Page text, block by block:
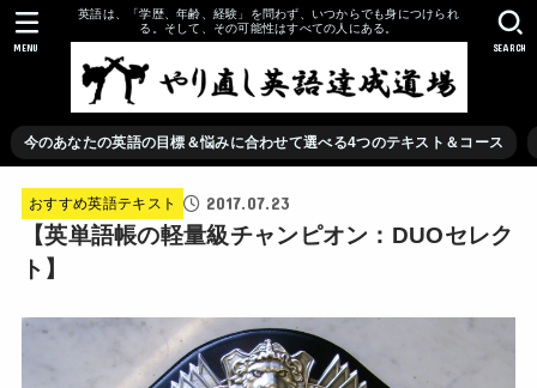
英語は、「学歴、年齢、経験」を問わず、いつからでも身につけられ
る。そして、その可能性はすべての人にある。
今のあなたの英語の目標＆悩みに合わせて選べる4つのテキスト＆コース
SEARCH
MENU
おすすめ英語テキスト 2017.07.23
【英単語帳の軽量級チャンピオン：DUOセレク
ト】